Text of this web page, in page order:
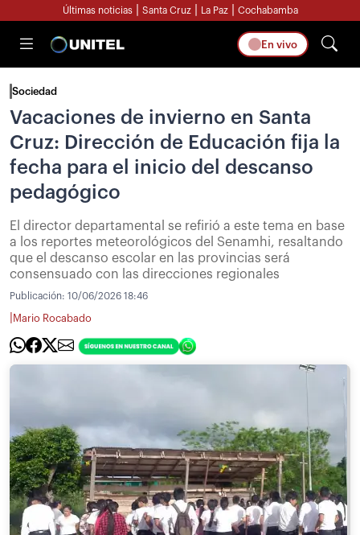
Últimas noticias Santa Cruz La Paz Cochabamba
En vivo
Sociedad
Vacaciones de invierno en Santa
Cruz: Dirección de Educación fija la
fecha para el inicio del descanso
pedagógico
El director departamental se refirió a este tema en base
a los reportes meteorológicos del Senamhi, resaltando
que el descanso escolar en las provincias será
consensuado con las direcciones regionales
Publicación: 10/06/2026 18:46
Mario Rocabado